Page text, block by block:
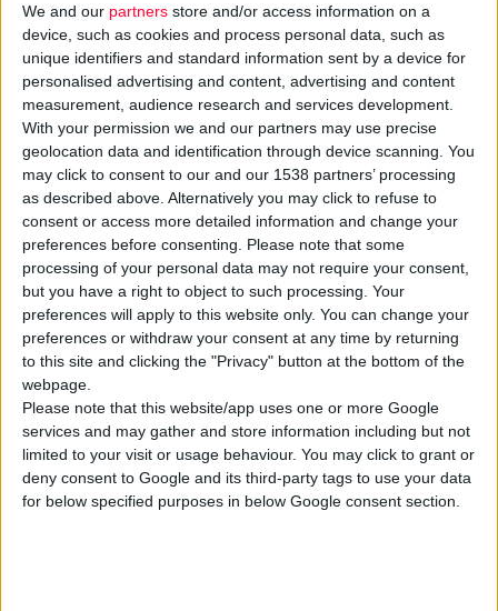
We and our partners store and/or access information on a
device, such as cookies and process personal data, such as
unique identifiers and standard information sent by a device for
personalised advertising and content, advertising and content
measurement, audience research and services development.
With your permission we and our partners may use precise
geolocation data and identification through device scanning. You
may click to consent to our and our 1538 partners’ processing
as described above. Alternatively you may click to refuse to
consent or access more detailed information and change your
preferences before consenting.
Please note that some
processing of your personal data may not require your consent,
but you have a right to object to such processing. Your
preferences will apply to this website only. You can change your
preferences or withdraw your consent at any time by returning
to this site and clicking the "Privacy" button at the bottom of the
webpage.
Please note that this website/app uses one or more Google
services and may gather and store information including but not
limited to your visit or usage behaviour. You may click to grant or
deny consent to Google and its third-party tags to use your data
for below specified purposes in below Google consent section.
ΟΦαρμακευτικός Σύλλογος Αττικήςκαλεί τα
μέλη του σε Γενική Συνέλευση στις
15
Απριλίου 2007, στις 6:00 το απόγευμα
στο ξενοδοχείο Caravel. Σε περίπτωση που
δεν υπάρξει απαρτία, η Γενική Συνέλευση θα
πραγματοποιηθεί την επομένη,
16 Απριλίου
2007 την ίδια ώρα και στον ίδιο τόπο.
Τα κυριότερα θέματα της Γενικής Συνέλευσης
είναι
οικονομικά-διαχειριστικά (έγκριση
προϋπολογισμού για το έτος 2007, έγκριση
προϋπολογισμού διανεμητικού λογαριασμού
για το έτος 2007) και τρέχοντα
συνδικαλιστικά.